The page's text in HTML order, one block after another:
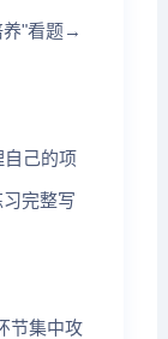
养"看题→
自己的项
完整写
节集中攻